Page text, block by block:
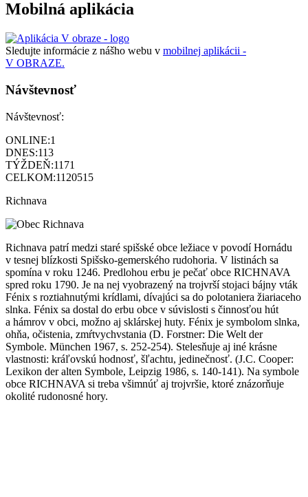
Mobilná aplikácia
Sledujte informácie z nášho webu v mobilnej aplikácii -
V OBRAZE.
Návštevnosť
Návštevnosť:
ONLINE:1
DNES:113
TÝŽDEŇ:1171
CELKOM:1120515
Richnava
Richnava patrí medzi staré spišské obce ležiace v povodí Hornádu
v tesnej blízkosti Spišsko-gemerského rudohoria. V listinách sa
spomína v roku 1246. Predlohou erbu je pečať obce RICHNAVA
spred roku 1790. Je na nej vyobrazený na trojvrší stojaci bájny vták
Fénix s roztiahnutými krídlami, dívajúci sa do polotaniera žiariaceho
slnka. Fénix sa dostal do erbu obce v súvislosti s činnosťou hút
a hámrov v obci, možno aj sklárskej huty. Fénix je symbolom slnka,
ohňa, očistenia, zmŕtvychvstania (D. Forstner: Die Welt der
Symbole. München 1967, s. 252-254). Stelesňuje aj iné krásne
vlastnosti: kráľovskú hodnosť, šľachtu, jedinečnosť. (J.C. Cooper:
Lexikon der alten Symbole, Leipzig 1986, s. 140-141). Na symbole
obce RICHNAVA si treba všimnúť aj trojvršie, ktoré znázorňuje
okolité rudonosné hory.